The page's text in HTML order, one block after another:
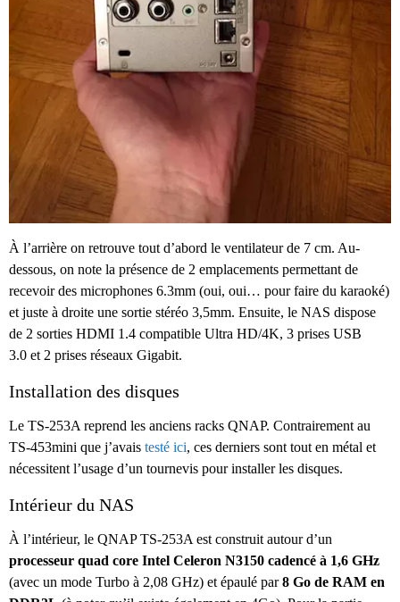
À l’arrière on retrouve tout d’abord le ventilateur de 7 cm. Au-
dessous, on note la présence de 2 emplacements permettant de
recevoir des microphones 6.3mm (oui, oui… pour faire du karaoké)
et juste à droite une sortie stéréo 3,5mm. Ensuite, le NAS dispose
de 2 sorties HDMI 1.4 compatible Ultra HD/4K, 3 prises USB
3.0 et 2 prises réseaux Gigabit.
Installation des disques
Le TS-253A reprend les anciens racks QNAP. Contrairement au
TS-453mini que j’avais testé ici, ces derniers sont tout en métal et
nécessitent l’usage d’un tournevis pour installer les disques.
Intérieur du NAS
À l’intérieur, le QNAP TS-253A est construit autour d’un
processeur quad core Intel Celeron N3150 cadencé à 1,6 GHz
(avec un mode Turbo à 2,08 GHz) et épaulé par8 Go de RAM en